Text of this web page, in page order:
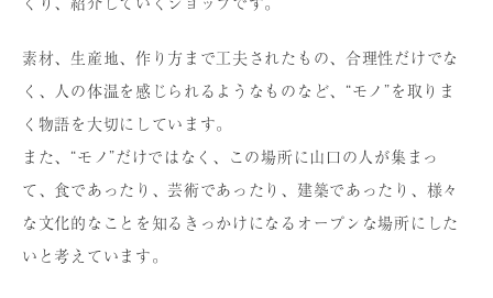
素材、⽣産地、作り⽅まで⼯夫されたもの、合理性だけでな
く、⼈の体温を感じられるようなものなど、“モノ”を取りま
く物語を⼤切にしています。
また、“モノ”だけではなく、この場所に⼭⼝の⼈が集まっ
て、⾷であったり、芸術であったり、建築であったり、様々
な⽂化的なことを知るきっかけになるオープンな場所にした
いと考えています。